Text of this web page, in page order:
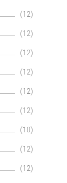
(12)
(12)
(12)
(12)
(12)
(12)
(10)
(12)
(12)